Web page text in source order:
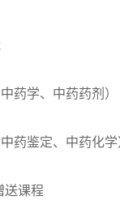
药学、中药药剂）
药鉴定、中药化学
送课程